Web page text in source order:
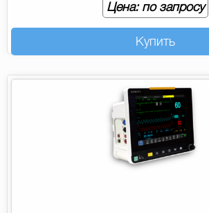
Цена: по запросу
Купить